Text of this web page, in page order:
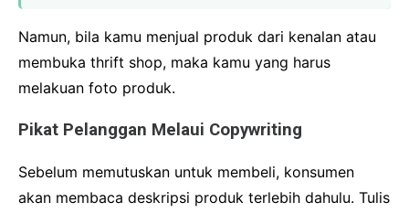
Namun, bila kamu menjual produk dari kenalan atau
membuka thrift shop, maka kamu yang harus
melakuan foto produk.
Pikat Pelanggan Melaui Copywriting
Sebelum memutuskan untuk membeli, konsumen
akan membaca deskripsi produk terlebih dahulu. Tulis